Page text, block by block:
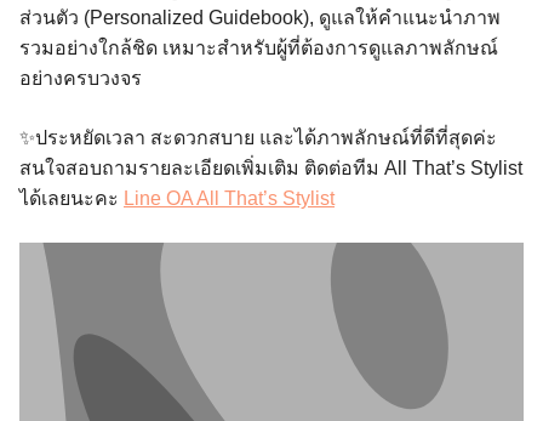
ส่วนตัว (Personalized Guidebook), ดูแลให้คำแนะนำภาพ
รวมอย่างใกล้ชิด เหมาะสำหรับผู้ที่ต้องการดูแลภาพลักษณ์
อย่างครบวงจร
✨ประหยัดเวลา สะดวกสบาย และได้ภาพลักษณ์ที่ดีที่สุดค่ะ
สนใจสอบถามรายละเอียดเพิ่มเติม ติดต่อทีม All That’s Stylist
ได้เลยนะคะ Line OA All That’s Stylist